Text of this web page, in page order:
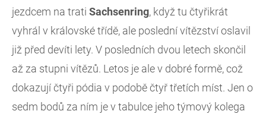
jezdcem na trati Sachsenring, když tu čtyřikrát
vyhrál v královské třídě, ale poslední vítězství oslavil
již před devíti lety. V posledních dvou letech skončil
až za stupni vítězů. Letos je ale v dobré formě, což
dokazují čtyři pódia v podobě čtyř třetích míst. Jen o
sedm bodů za ním je v tabulce jeho týmový kolega